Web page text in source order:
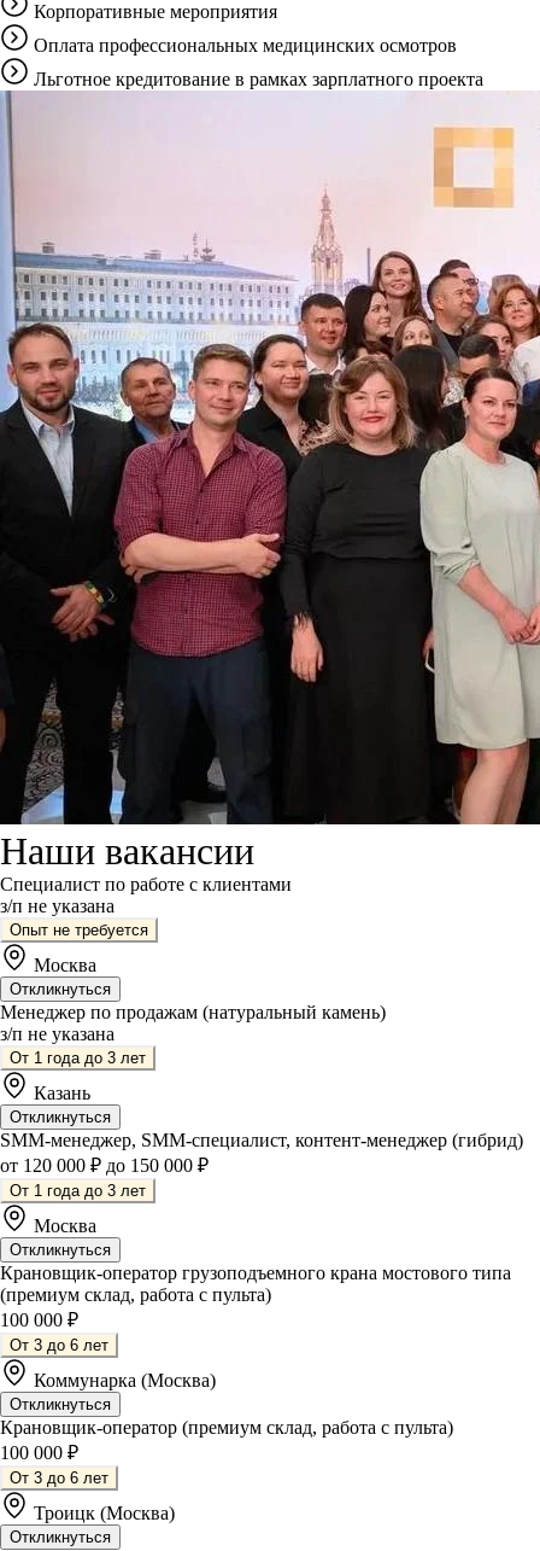
Корпоративные мероприятия
Оплата профессиональных медицинских осмотров
Льготное кредитование в рамках зарплатного проекта
Наши вакансии
Специалист по работе с клиентами
з/п не указана
Опыт не требуется
Москва
Откликнуться
Менеджер по продажам (натуральный камень)
з/п не указана
От 1 года до 3 лет
Казань
Откликнуться
SMM-менеджер, SMM-специалист, контент-менеджер (гибрид)
от 120 000 ₽ до 150 000 ₽
От 1 года до 3 лет
Москва
Откликнуться
Крановщик-оператор грузоподъемного крана мостового типа
(премиум склад, работа с пульта)
100 000 ₽
От 3 до 6 лет
Коммунарка (Москва)
Откликнуться
Крановщик-оператор (премиум склад, работа с пульта)
100 000 ₽
От 3 до 6 лет
Троицк (Москва)
Откликнуться